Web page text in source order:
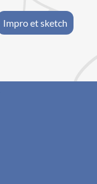
Impro et sketch